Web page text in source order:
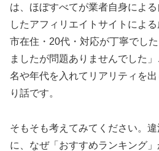
は、ほぼすべてが業者自身によ
したアフィリエイトサイトによ
市在住・20代・対応が丁寧でし
ましたが問題ありませんでした
名や年代を入れてリアリティを
り話です。
そもそも考えてみてください。
に、なぜ「おすすめランキング